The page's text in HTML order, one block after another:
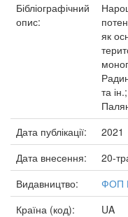
Бібліографічний
опис:
як
та
Дата публікації:
2021
Дата внесення:
20-
Видавництво:
ФОП
Країна (код):
UA